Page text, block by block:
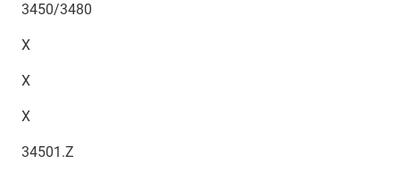
3450/3480
X
X
X
34501.Z